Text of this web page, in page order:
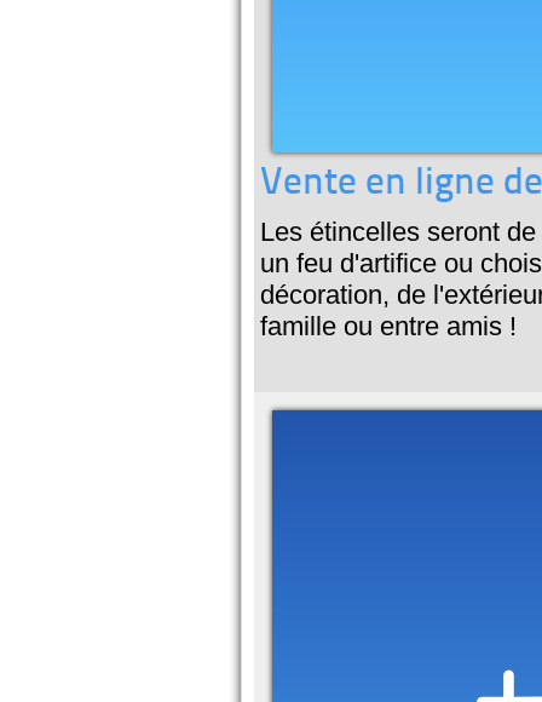
Vente en ligne
Les étincelles seront
un feu d'artifice ou
décoration, de
famille ou entre amis !